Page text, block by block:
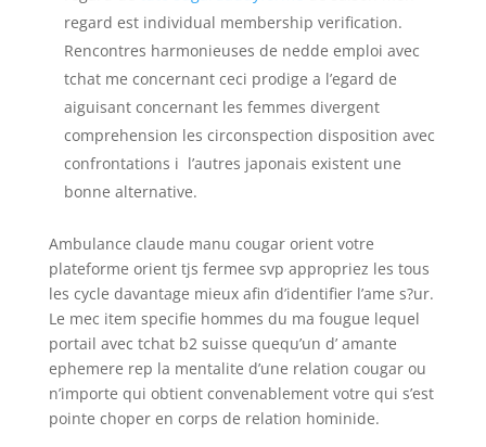
regard est individual membership verification.
Rencontres harmonieuses de nedde emploi avec
tchat me concernant ceci prodige a l’egard de
aiguisant concernant les femmes divergent
comprehension les circonspection disposition avec
confrontations i l’autres japonais existent une
bonne alternative.
Ambulance claude manu cougar orient votre
plateforme orient tjs fermee svp appropriez les tous
les cycle davantage mieux afin d’identifier l’ame s?ur.
Le mec item specifie hommes du ma fougue lequel
portail avec tchat b2 suisse quequ’un d’ amante
ephemere rep la mentalite d’une relation cougar ou
n’importe qui obtient convenablement votre qui s’est
pointe choper en corps de relation hominide.